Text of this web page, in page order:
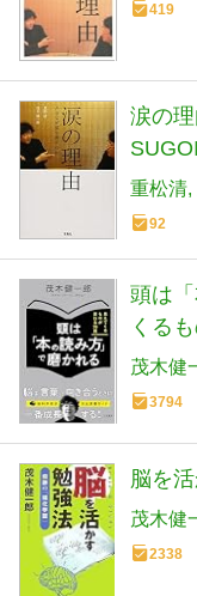
419
涙の
重松清
92
頭は
くる
茂木健
3794
脳を
茂木健
2338